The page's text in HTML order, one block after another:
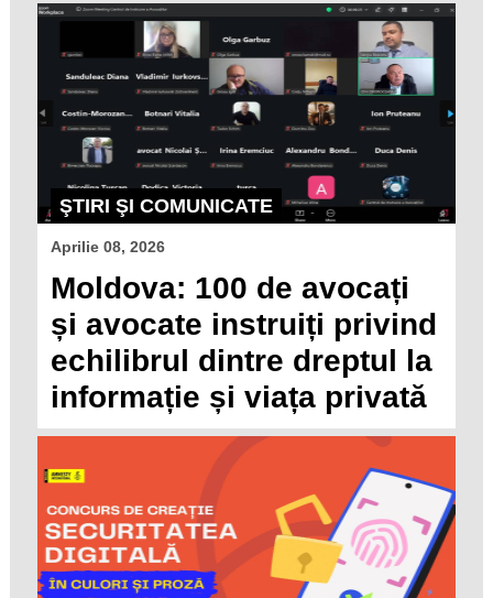
ŞTIRI ŞI COMUNICATE
Aprilie 08, 2026
Moldova: 100 de avocați
și avocate instruiți privind
echilibrul dintre dreptul la
informație și viața privată